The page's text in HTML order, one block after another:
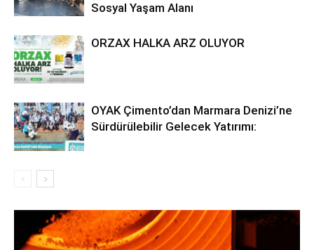
Sosyal Yaşam Alanı
ORZAX HALKA ARZ OLUYOR
OYAK Çimento’dan Marmara Denizi’ne
Sürdürülebilir Gelecek Yatırımı: